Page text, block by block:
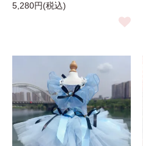
5,280円(税込)